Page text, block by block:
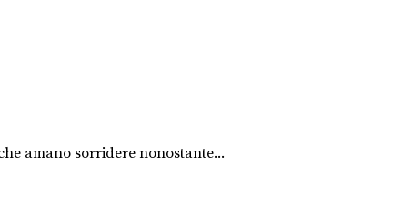
amano sorridere nonostante...